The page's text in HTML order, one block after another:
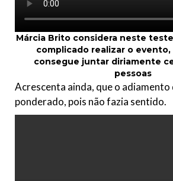
Márcia Brito considera neste
complicado realizar o
consegue juntar diriamente
pessoas
Acrescenta ainda, que o
ponderado, pois não fazia sentido.